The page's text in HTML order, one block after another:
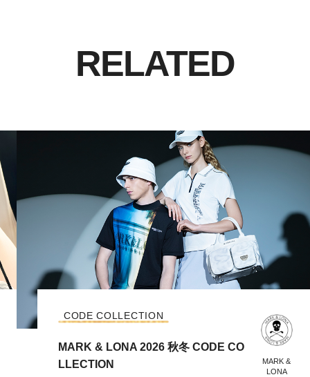
RELATED
MARK &
LONA
CODE COLLECTION
MARK & LONA 2026 秋冬 CODE CO
LLECTION